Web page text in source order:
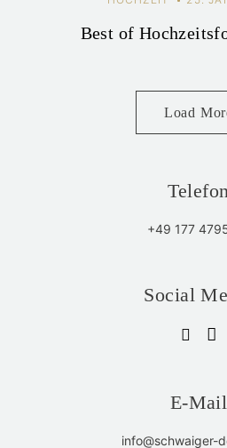
Best of
Load
+49 177
Social
E-Mail
info@schwaiger-